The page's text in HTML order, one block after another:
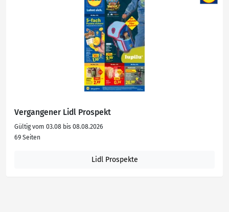
Vergangener Lidl Prospekt
Gültig vom 03.08 bis 08.08.2026
69 Seiten
Lidl Prospekte